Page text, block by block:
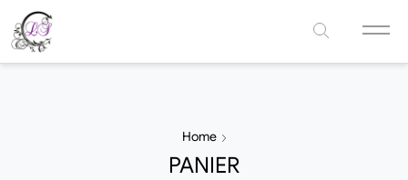
Home
PANIER